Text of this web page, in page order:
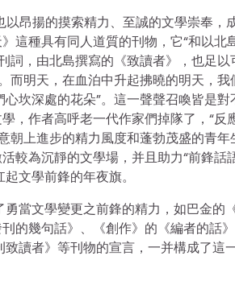
昂揚的摸索精力、至誠的文學崇奉，
這種具有同人道質的刊物，它“和以北
，由北島撰寫的《致讀者》，也足以
而明天，在血泊中升起拂曉的明天，
坎深處的花朵”。這一聲聲召喚皆是
，作者高呼老一代作家們掉隊了，“
朝上進步的精力風度和蓬勃茂盛的青
較為沉靜的文學場，并且助力“前鋒話
文學前鋒的年夜旗。
當文學變更之前鋒的精力，如巴金的
的幾句話》、《創作》的《編者的話
讀者》等刊物的宣言，一并構成了這